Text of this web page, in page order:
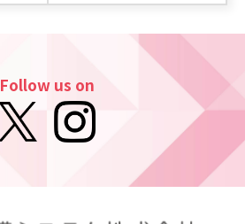
Follow us on